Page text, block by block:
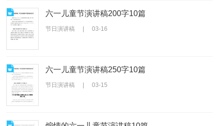
六一儿童节演讲稿200字10篇
节日演讲稿 | 03-16
六一儿童节演讲稿250字10篇
节日演讲稿 | 03-15